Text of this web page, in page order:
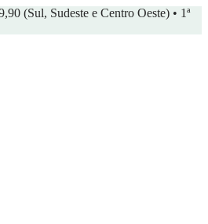
(Sul, Sudeste e Centro Oeste) • 1ª